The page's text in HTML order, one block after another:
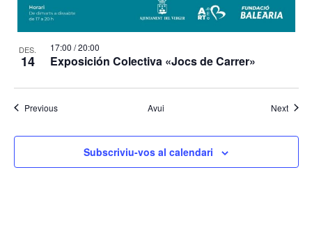
DES.
14 Exposición Colectiva «Jocs de Carrer»
17:00 / 20:00
PreviousEsdeveniments Avui Next
Subscriviu-vos al calendari